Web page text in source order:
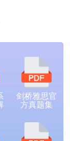
剑桥雅思官
方真题集